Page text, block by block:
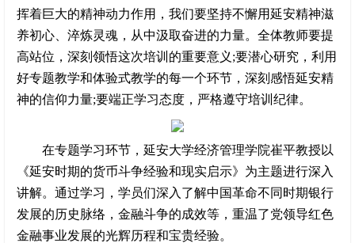
挥着巨大的精神动力作用，我们要坚持不懈用延安精神滋
养初心、淬炼灵魂，从中汲取奋进的力量。全体教师要提
高站位，深刻领悟这次培训的重要意义;要潜心研究，利用
好专题教学和体验式教学的每一个环节，深刻感悟延安精
神的信仰力量;要端正学习态度，严格遵守培训纪律。
在专题学习环节，延安大学经济管理学院崔平教授以
《延安时期的货币斗争经验和现实启示》为主题进行深入
讲解。通过学习，学员们深入了解中国革命不同时期银行
发展的历史脉络，金融斗争的成效等，重温了党领导红色
金融事业发展的光辉历程和宝贵经验。